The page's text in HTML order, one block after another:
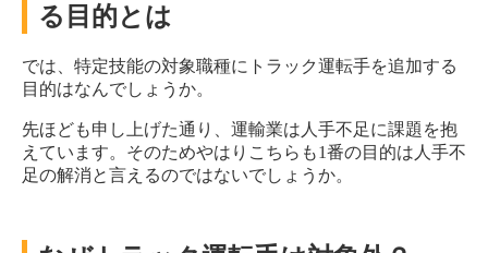
る目的とは
では、特定技能の対象職種にトラック運転手を追加する
目的はなんでしょうか。
先ほども申し上げた通り、運輸業は人手不足に課題を抱
えています。そのためやはりこちらも1番の目的は人手不
足の解消と言えるのではないでしょうか。